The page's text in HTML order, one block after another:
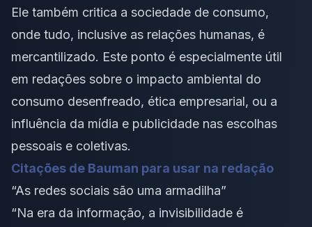
Ele também critica a sociedade de consumo,
onde tudo, inclusive as relações humanas, é
mercantilizado. Este ponto é especialmente útil
em redações sobre o impacto ambiental do
consumo desenfreado, ética empresarial, ou a
influência da mídia e publicidade nas escolhas
pessoais e coletivas.
Citações de Bauman para usar na redação
“As redes sociais são uma armadilha”
“Na era da informação, a invisibilidade é